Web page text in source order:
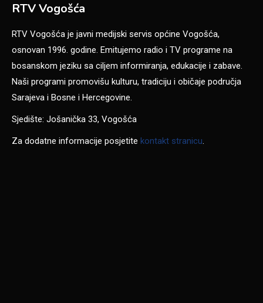
RTV Vogošća
RTV Vogošća je javni medijski servis općine Vogošća,
osnovan 1996. godine. Emitujemo radio i TV programe na
bosanskom jeziku sa ciljem informiranja, edukacije i zabave.
Naši programi promovišu kulturu, tradiciju i običaje područja
Sarajeva i Bosne i Hercegovine.
Sjedište: Jošanička 33, Vogošća
Za dodatne informacije posjetite kontakt stranicu.